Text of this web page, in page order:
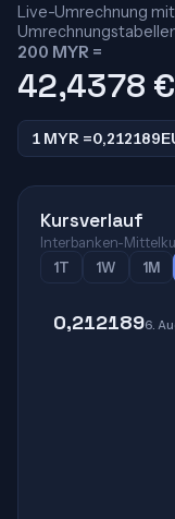
Live-Umrechnung
200 MYR =
42,4378 €
1 MYR =0,212189
Kursverlauf
Interbanken-
1T
1W 1M
0,2121896.